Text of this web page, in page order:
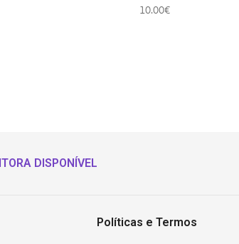
10.00€
DISPONÍVEL
Políticas e Termos